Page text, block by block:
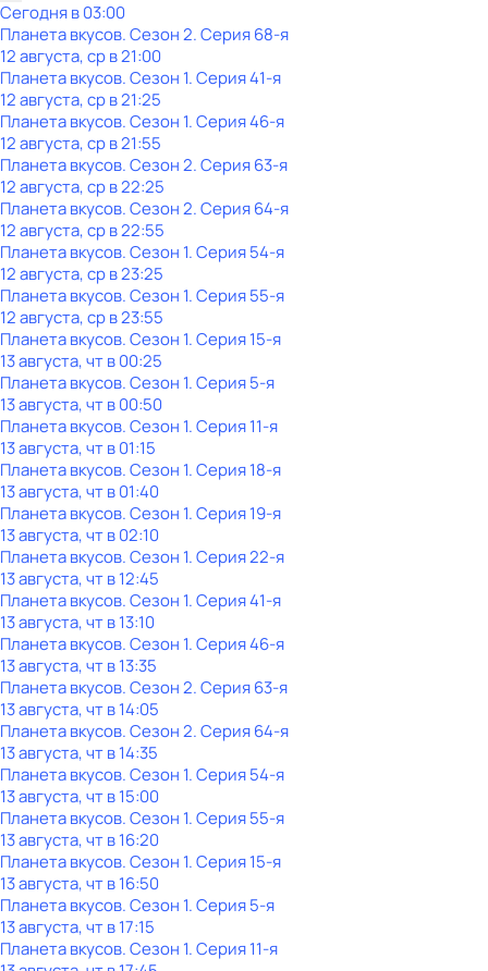
Сегодня в 03:00
Планета вкусов. Сезон 2. Серия 68-я
12 августа, ср в 21:00
Планета вкусов. Сезон 1. Серия 41-я
12 августа, ср в 21:25
Планета вкусов. Сезон 1. Серия 46-я
12 августа, ср в 21:55
Планета вкусов. Сезон 2. Серия 63-я
12 августа, ср в 22:25
Планета вкусов. Сезон 2. Серия 64-я
12 августа, ср в 22:55
Планета вкусов. Сезон 1. Серия 54-я
12 августа, ср в 23:25
Планета вкусов. Сезон 1. Серия 55-я
12 августа, ср в 23:55
Планета вкусов. Сезон 1. Серия 15-я
13 августа, чт в 00:25
Планета вкусов. Сезон 1. Серия 5-я
13 августа, чт в 00:50
Планета вкусов. Сезон 1. Серия 11-я
13 августа, чт в 01:15
Планета вкусов. Сезон 1. Серия 18-я
13 августа, чт в 01:40
Планета вкусов. Сезон 1. Серия 19-я
13 августа, чт в 02:10
Планета вкусов. Сезон 1. Серия 22-я
13 августа, чт в 12:45
Планета вкусов. Сезон 1. Серия 41-я
13 августа, чт в 13:10
Планета вкусов. Сезон 1. Серия 46-я
13 августа, чт в 13:35
Планета вкусов. Сезон 2. Серия 63-я
13 августа, чт в 14:05
Планета вкусов. Сезон 2. Серия 64-я
13 августа, чт в 14:35
Планета вкусов. Сезон 1. Серия 54-я
13 августа, чт в 15:00
Планета вкусов. Сезон 1. Серия 55-я
13 августа, чт в 16:20
Планета вкусов. Сезон 1. Серия 15-я
13 августа, чт в 16:50
Планета вкусов. Сезон 1. Серия 5-я
13 августа, чт в 17:15
Планета вкусов. Сезон 1. Серия 11-я